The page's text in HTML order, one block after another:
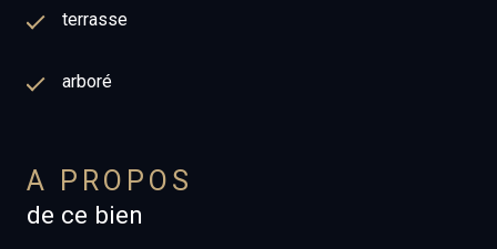
terrasse
arboré
A PROPOS
de ce bien